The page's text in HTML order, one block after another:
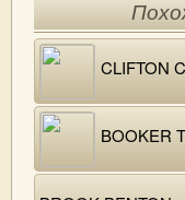
CLIFTON
BOOKER